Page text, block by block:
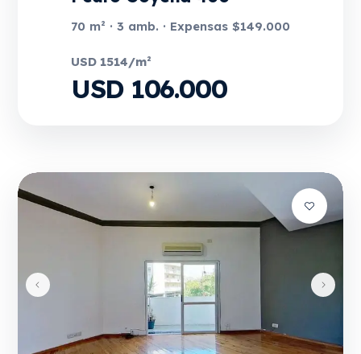
70 m² · 3 amb. · Expensas $149.000
USD 1514/m²
USD 106.000